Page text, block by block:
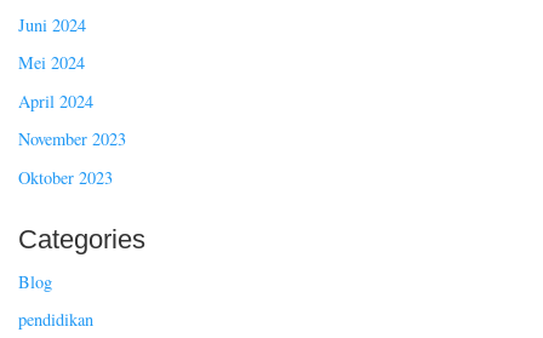
Juni 2024
Mei 2024
April 2024
November 2023
Oktober 2023
Categories
Blog
pendidikan